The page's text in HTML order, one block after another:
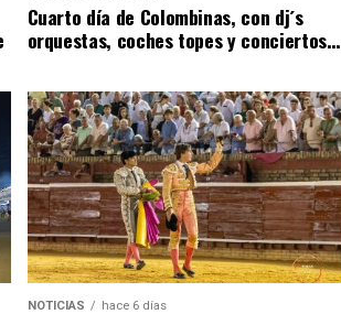
Cuarto día de Colombinas, con dj´s
orquestas, coches topes y conciertos…
NOTICIAS hace 6 días